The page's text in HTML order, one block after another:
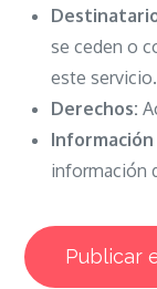
se ceden o
este servicio.
Derechos:
información